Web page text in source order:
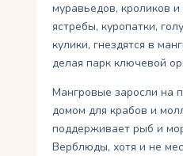
муравьедов, кроликов
ястребы, куропатки,
кулики, гнездятся в
делая парк ключевой
Мангровые заросли на
домом для крабов и
поддерживает рыб и
Верблюды, хотя и не